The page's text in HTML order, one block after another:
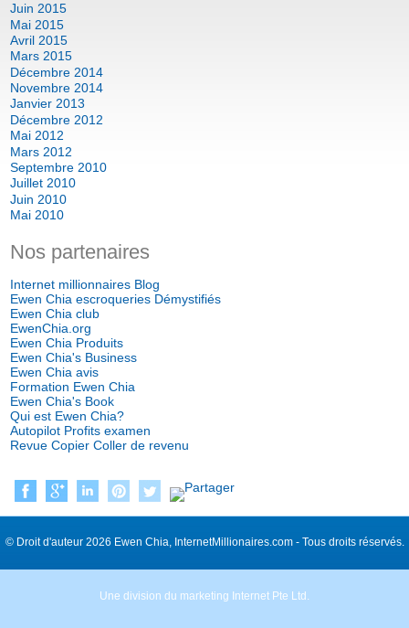
Juin 2015
Mai 2015
Avril 2015
Mars 2015
Décembre 2014
Novembre 2014
Janvier 2013
Décembre 2012
Mai 2012
Mars 2012
Septembre 2010
Juillet 2010
Juin 2010
Mai 2010
Nos partenaires
Internet millionnaires Blog
Ewen Chia escroqueries Démystifiés
Ewen Chia club
EwenChia.org
Ewen Chia Produits
Ewen Chia's Business
Ewen Chia avis
Formation Ewen Chia
Ewen Chia's Book
Qui est Ewen Chia?
Autopilot Profits examen
Revue Copier Coller de revenu
© Droit d'auteur 2026 Ewen Chia, InternetMillionaires.com - Tous droits réservés.
Une division du marketing Internet Pte Ltd.